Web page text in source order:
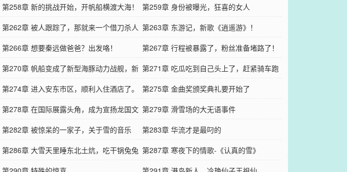
第258章 新的挑战开始，开帆船横渡大海！
第259章 身份被曝光，狂喜的女人
第262章 被人跟踪了，那就来一个借刀杀人
吧！
第263章 东游记，新歌《逍遥游》！
第266章 想要秦远做爸爸？出发咯！
第267章 行程被暴露了，粉丝准备堵路了！
第270章 帆船变成了新型海豚动力战舰，新
歌《水手》发布！
第271章 吃瓜吃到自己头上了，赶紧骑车跑
路啊！
第274章 进入安东市区，顺利入住酒店了。
第275章 金曲奖颁奖典礼要开始了
第278章 在国际展露头角，成为宣扬龙国文
化的使者
第279章 滑雪场的大无语事件
第282章 被惊呆的一家子，关于雪的音乐
《雪之梦》
第283章 华流才是最叼的
第286章 大雪天里睡东北土炕，吃干锅兔兔 第287章 寒夜下的情歌-《认真的雪》